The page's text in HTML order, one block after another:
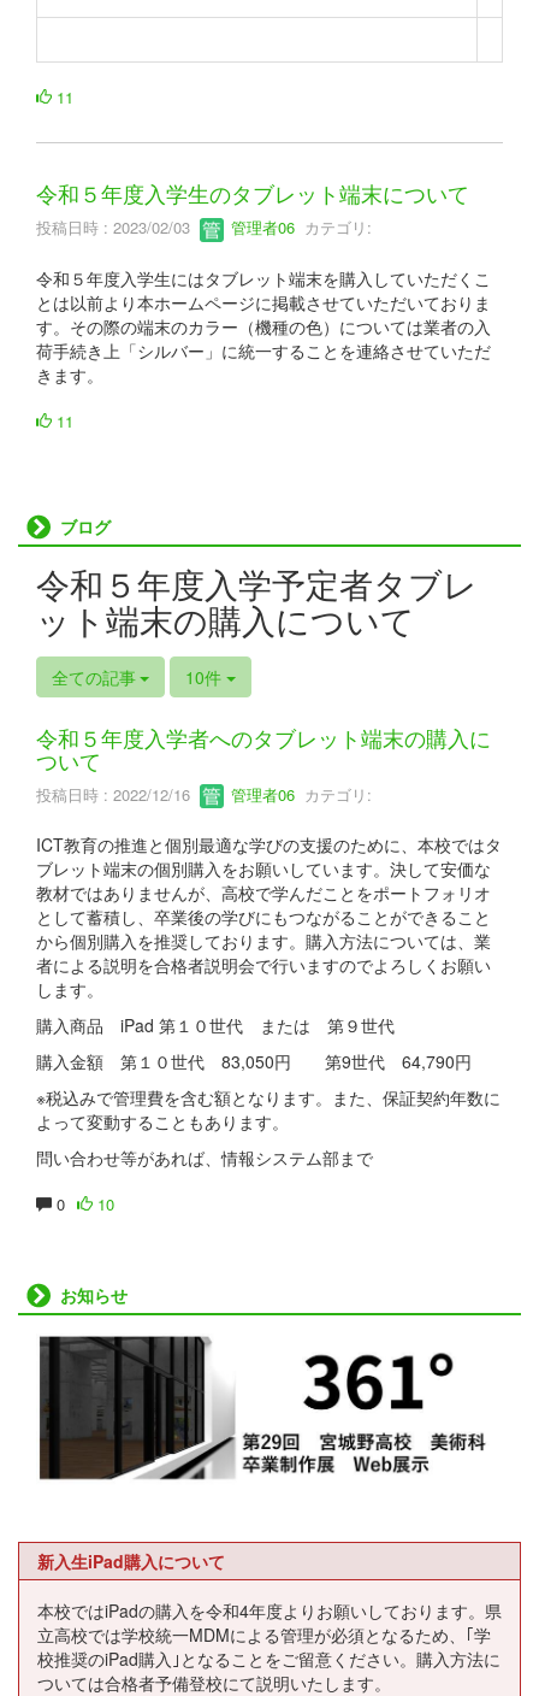
11
令和５年度入学生のタブレット端末について
投稿日時 : 2023/02/03 管理者06 カテゴリ:
令和５年度入学生にはタブレット端末を購入していただくこ
とは以前より本ホームページに掲載させていただいておりま
す。その際の端末のカラー（機種の色）については業者の入
荷手続き上「シルバー」に統一することを連絡させていただ
きます。
11
ブログ
令和５年度入学予定者タブレ
ット端末の購入について
全ての記事 10件
令和５年度入学者へのタブレット端末の購入に
ついて
投稿日時 : 2022/12/16 管理者06 カテゴリ:
ICT教育の推進と個別最適な学びの支援のために、本校ではタ
ブレット端末の個別購入をお願いしています。決して安価な
教材ではありませんが、高校で学んだことをポートフォリオ
として蓄積し、卒業後の学びにもつながることができること
から個別購入を推奨しております。購入方法については、業
者による説明を合格者説明会で行いますのでよろしくお願い
します。
購入商品 iPad 第１０世代 または 第９世代
購入金額 第１０世代 83,050円 第9世代 64,790円
※税込みで管理費を含む額となります。また、保証契約年数に
よって変動することもあります。
問い合わせ等があれば、情報システム部まで
0 10
お知らせ
新入生iPad購入について
本校ではiPadの購入を令和4年度よりお願いしております。県
立高校では学校統一MDMによる管理が必須となるため、｢学
校推奨のiPad購入｣となることをご留意ください。購入方法に
ついては合格者予備登校にて説明いたします。